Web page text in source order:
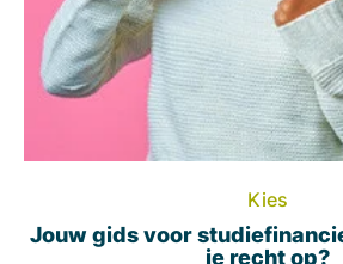
Kies
Jouw gids voor
je recht op?